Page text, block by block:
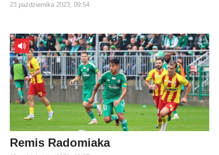
23 października 2023, 09:54
Remis Radomiaka